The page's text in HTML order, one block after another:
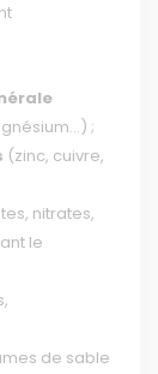
;
(zinc, cuivre,
nitrates,
le
de sable